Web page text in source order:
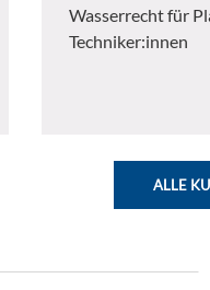
Wasserrecht für
Techniker:innen
ALLE